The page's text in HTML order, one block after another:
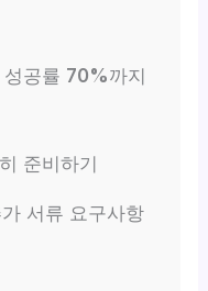
공률 70%까지
준비하기
서류 요구사항